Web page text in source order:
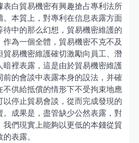
白貿易機密有興趣搶占專利法所
。本質上，對專利在信息表露方面
中的那么幻想，貿易機密維護的
為一個全體，貿易機密不克不及
易機密維護確切激勵向員工、潛
裡表露，這是由於貿易機密維護
的會談中表露本身的設法，并確
供給抵償的情形下不受拘束地應
停止貿易會談，從而完成發現的
。成果是，盡管缺少公然表露，對
們現實上能夠以更低的本錢從貿
表露。